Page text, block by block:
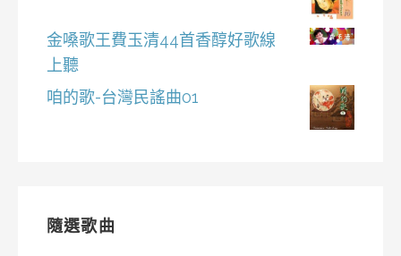
金嗓歌王費玉清44首香醇好歌線
上聽
咱的歌-台灣民謠曲01
隨選歌曲